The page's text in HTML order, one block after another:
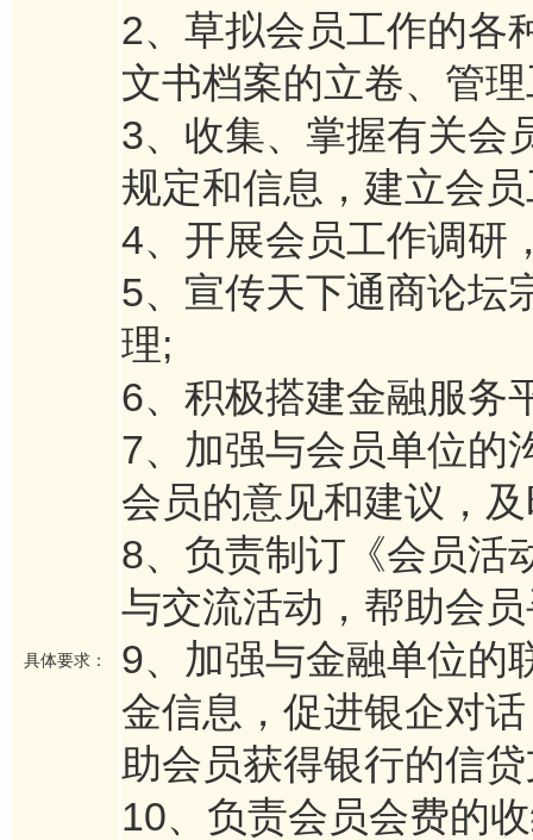
具体要求：
2、草拟会员工作的各
文书档案的立卷、管
3、收集、掌握有关会
规定和信息，建立会
4、开展会员工作调研
5、宣传天下通商论坛
理;
6、积极搭建金融服务
7、加强与会员单位的
会员的意见和建议，
8、负责制订《会员活
与交流活动，帮助会
9、加强与金融单位的
金信息，促进银企对
助会员获得银行的信
10、负责会员会费的